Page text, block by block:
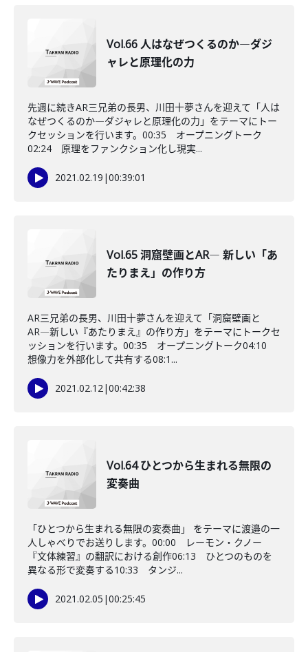
Vol.66 人はなぜつくるのか―ダジ
ャレと原理化の力
先週に続きAR三兄弟の長男、川田十夢さんを迎えて「人は
なぜつくるのか―ダジャレと原理化の力」をテーマにトー
クセッションを行います。00:35 オープニングトーク
02:24 原理をファンクション化し現実...
2021.02.19 |00:39:01
Vol.65 洞窟壁画とAR― 新しい「あ
たりまえ」の作り方
AR三兄弟の長男、川田十夢さんを迎えて「洞窟壁画と
AR―新しい『あたりまえ』の作り方」をテーマにトークセ
ッションを行います。00:35 オープニングトーク04:10
想像力を外部化して共有する08:1...
2021.02.12|00:42:38
Vol.64 ひとつから生まれる無限の
変奏曲
「ひとつから生まれる無限の変奏曲」 をテーマに渡邉の一
人しゃべりでお送りします。00:00 レーモン・クノー
『文体練習』の翻訳における創作06:13 ひとつのものを
異なる形で変奏する10:33 タンジ...
2021.02.05 |00:25:45